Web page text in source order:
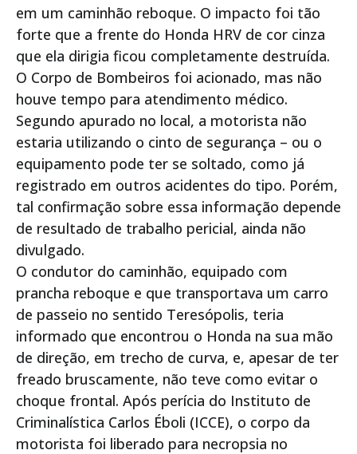
em um caminhão reboque. O impacto foi tão
forte que a frente do Honda HRV de cor cinza
que ela dirigia ficou completamente destruída.
O Corpo de Bombeiros foi acionado, mas não
houve tempo para atendimento médico.
Segundo apurado no local, a motorista não
estaria utilizando o cinto de segurança – ou o
equipamento pode ter se soltado, como já
registrado em outros acidentes do tipo. Porém,
tal confirmação sobre essa informação depende
de resultado de trabalho pericial, ainda não
divulgado.
O condutor do caminhão, equipado com
prancha reboque e que transportava um carro
de passeio no sentido Teresópolis, teria
informado que encontrou o Honda na sua mão
de direção, em trecho de curva, e, apesar de ter
freado bruscamente, não teve como evitar o
choque frontal. Após perícia do Instituto de
Criminalística Carlos Éboli (ICCE), o corpo da
motorista foi liberado para necropsia no